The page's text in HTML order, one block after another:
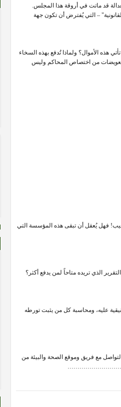
قد ماتت في أروقة هذا المجلس.
– التي يُفترض أن تكون جهة
من أين تأتي هذه الأموال؟ ولماذا تُدفع بهذه السخاء
من اختصاص المحاكم وليس
رقيب! فهل يُعقل أن تبقى هذه المؤسسة التي
الذي تريده متاحاً لمن يدفع أكثر؟
عليه، ومحاسبة كل من يثبت تورطه
فريق وموقع الصحة والبيئة من